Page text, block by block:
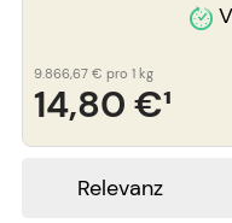
14,80 €¹
9.866,67 € pro 1 kg